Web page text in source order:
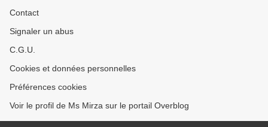
Contact
Signaler un abus
C.G.U.
Cookies et données personnelles
Préférences cookies
Voir le profil de Ms Mirza sur le portail Overblog